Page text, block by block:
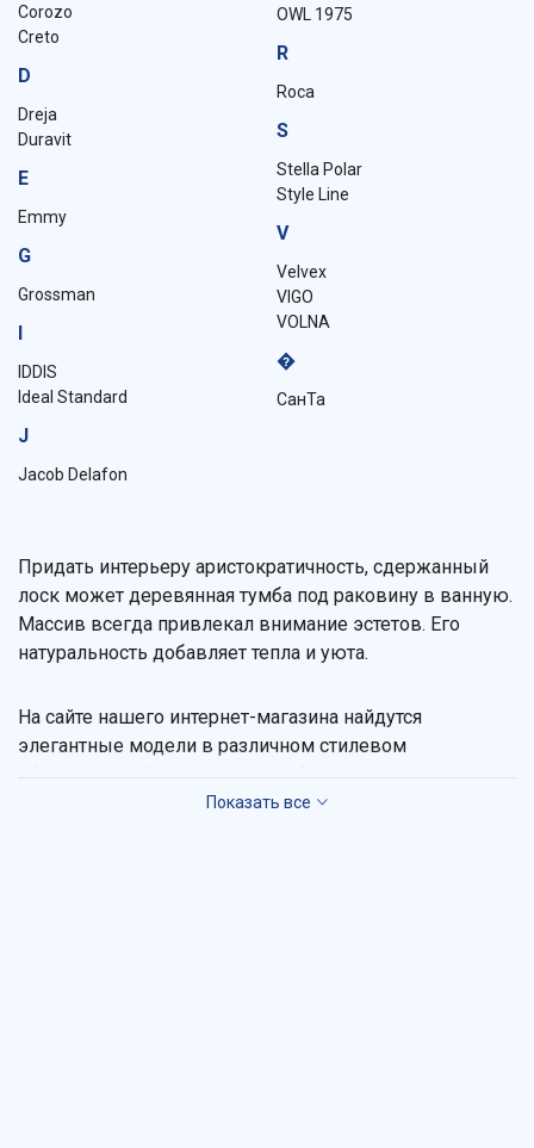
Corozo
Creto
D
Dreja
Duravit
E
Emmy
G
Grossman
I
IDDIS
Ideal Standard
J
Jacob Delafon
OWL 1975
R
Roca
S
Stella Polar
Style Line
V
Velvex
VIGO
VOLNA
�
СанТа
Придать интерьеру аристократичность, сдержанный
лоск может деревянная тумба под раковину в ванную.
Массив всегда привлекал внимание эстетов. Его
натуральность добавляет тепла и уюта.
На сайте нашего интернет-магазина найдутся
элегантные модели в различном стилевом
фурнитура, отделка позолотой, стеклянные вставки.